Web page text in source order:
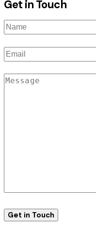
Get in Touch